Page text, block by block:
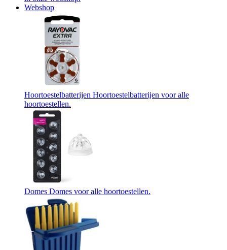
Webshop
Hoortoestelbatterijen Hoortoestelbatterijen voor alle
hoortoestellen.
Domes Domes voor alle hoortoestellen.